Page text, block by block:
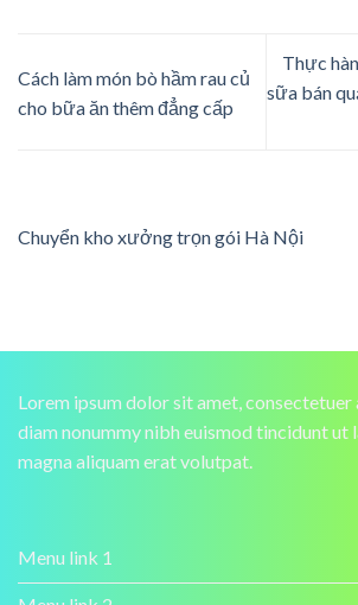
Cách làm món bò hầm rau củ
cho bữa ăn thêm đẳng cấp
Thực
sữa bán
Chuyển kho xưởng trọn gói Hà Nội
Lorem ipsum dolor sit amet,
diam nonummy nibh euismod tincidunt ut
magna aliquam erat volutpat.
Menu link 1